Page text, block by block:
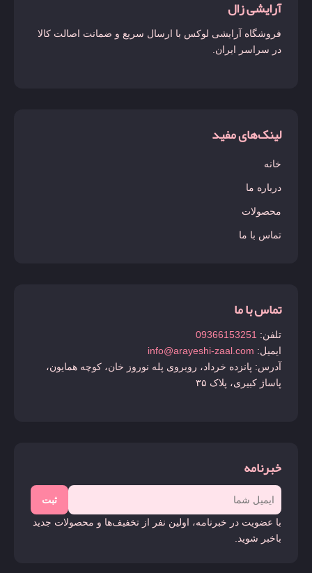
آرایشی زال
فروشگاه آرایشی لوکس با ارسال سریع و ضمانت اصالت کالا
در سراسر ایران.
لینک‌های مفید
خانه
درباره ما
محصولات
تماس با ما
تماس با ما
تلفن: 09366153251
ایمیل: info@arayeshi-zaal.com
آدرس: پانزده خرداد، روبروی پله نوروز خان، کوچه همایون،
پاساژ کبیری، پلاک ۳۵
خبرنامه
ثبت
با عضویت در خبرنامه، اولین نفر از تخفیف‌ها و محصولات جدید
باخبر شوید.